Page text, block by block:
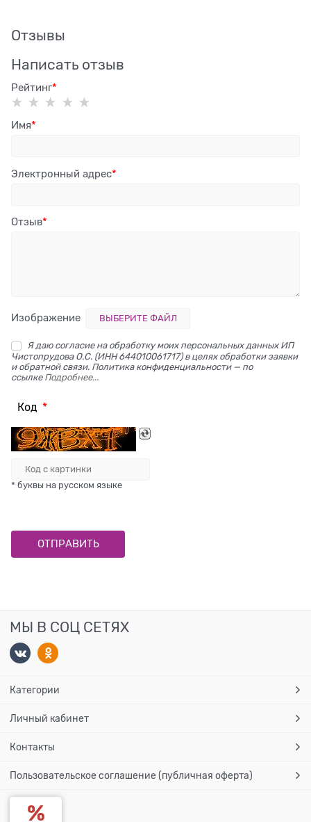
Отзывы
Написать отзыв
Рейтинг
Имя
Электронный адрес
Отзыв
Изображение ВЫБЕРИТЕ ФАЙЛ
Я даю согласие на обработку моих персональных данных ИП
Чистопрудова О.С. (ИНН 644010061717) в целях обработки заявки
и обратной связи. Политика конфиденциальности — по
ссылке Подробнее...
Код
* буквы на русском языке
МЫ В СОЦ СЕТЯХ
Категории
Личный кабинет
Контакты
Пользовательское соглашение (публичная оферта)